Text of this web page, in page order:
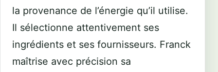
la provenance de l’énergie qu’il utilise.
Il sélectionne attentivement ses
ingrédients et ses fournisseurs. Franck
maîtrise avec précision sa